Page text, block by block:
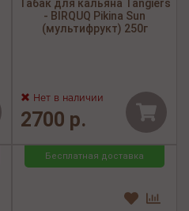
Табак для кальяна Tangiers
- BIRQUQ Pikina Sun
(мультифрукт) 250г
Нет в наличии
2700 р.
Бесплатная доставка